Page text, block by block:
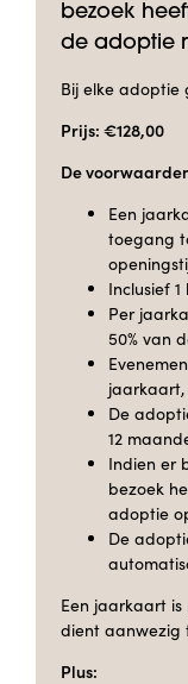
bezoek
de adoptie
Bij elke
Prijs: €128,00
De
Een
toegang
Inclusief
Per
50% van
jaarkaart,
De
12
Indien er
bezoek
adoptie
De
Een jaarkaart
dient aanwezig
Plus: